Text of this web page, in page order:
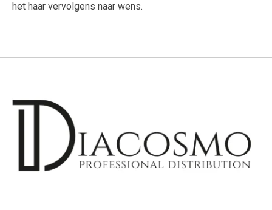
het haar vervolgens naar wens.